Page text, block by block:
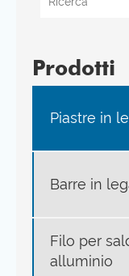
Prodotti
Piastre in
Barre in
Filo per
alluminio